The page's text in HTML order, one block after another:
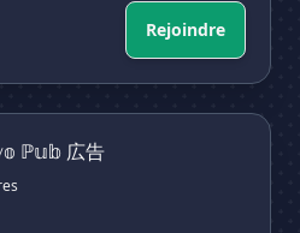
Rejoindre
ℙ𝕦𝕓 広告